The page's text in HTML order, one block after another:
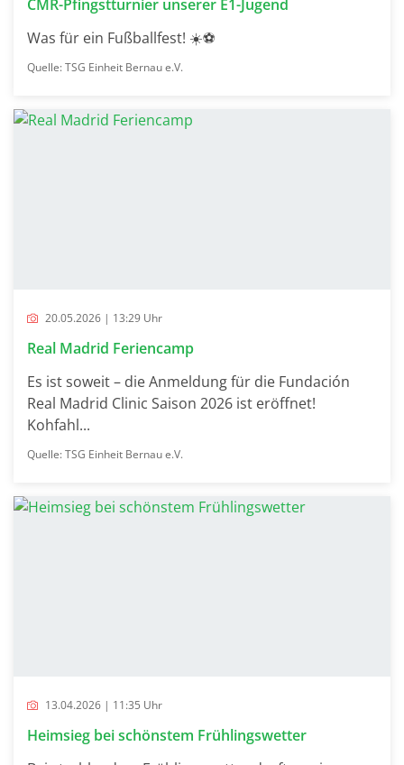
CMR-Pfingstturnier unserer E1-Jugend
Was für ein Fußballfest! ☀️⚽
Quelle: TSG Einheit Bernau e.V.
20.05.2026 | 13:29 Uhr
Real Madrid Feriencamp
Es ist soweit – die Anmeldung für die Fundación
Real Madrid Clinic Saison 2026 ist eröffnet!
Kohfahl...
Quelle: TSG Einheit Bernau e.V.
13.04.2026 | 11:35 Uhr
Heimsieg bei schönstem Frühlingswetter